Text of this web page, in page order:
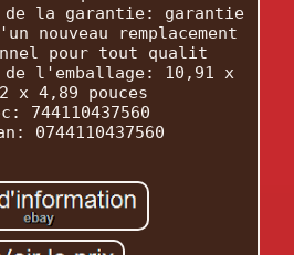
de la garantie: garantie
nouveau remplacement
pour tout qualit
de l'emballage: 10,91 x
x 4,89 pouces
744110437560
0744110437560